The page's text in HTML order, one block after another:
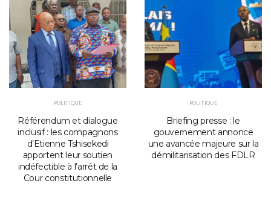
POLITIQUE
Référendum et dialogue
inclusif : les compagnons
d’Etienne Tshisekedi
apportent leur soutien
indéfectible à l’arrêt de la
Cour constitutionnelle
POLITIQUE
Briefing presse : le
gouvernement annonce
une avancée majeure sur la
démilitarisation des FDLR